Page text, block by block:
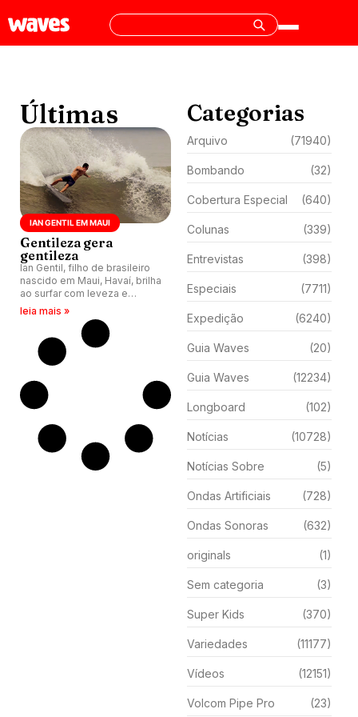
Últimas
IAN GENTIL EM MAUI
Gentileza gera
gentileza
Ian Gentil, filho de brasileiro
nascido em Maui, Havaí, brilha
ao surfar com leveza e
precisão.
leia mais »
Categorias
Arquivo (71940)
Bombando (32)
Cobertura Especial (640)
Colunas (339)
Entrevistas (398)
Especiais (7711)
Expedição (6240)
Guia Waves (20)
Guia Waves (12234)
Longboard (102)
Notícias (10728)
Notícias Sobre (5)
Ondas Artificiais (728)
Ondas Sonoras (632)
originals (1)
Sem categoria (3)
Super Kids (370)
Variedades (11177)
Vídeos (12151)
Volcom Pipe Pro (23)